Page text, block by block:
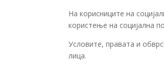
На корисниците на
користење на социјална
Условите, правата и
лица.